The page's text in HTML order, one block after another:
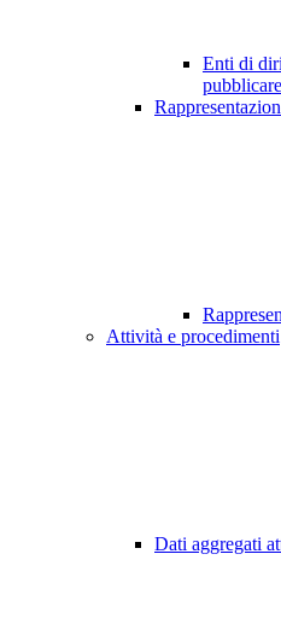
Enti di
Attività e procedimenti
Dati aggregati